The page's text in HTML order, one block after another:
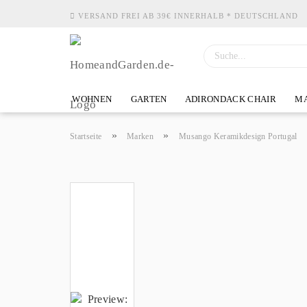
VERSAND FREI AB 39€ INNERHALB * DEUTSCHLAND
WOHNEN GARTEN ADIRONDACK CHAIR
Startseite » Marken » Musango Keramikdesign Portugal